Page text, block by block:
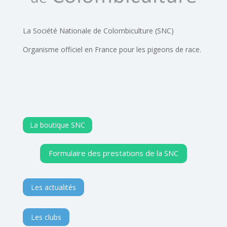
La Société Nationale de Colombiculture (SNC)
Organisme officiel en France pour les pigeons de race.
La boutique SNC
Formulaire des prestations de la SNC
Les actualités
Les clubs